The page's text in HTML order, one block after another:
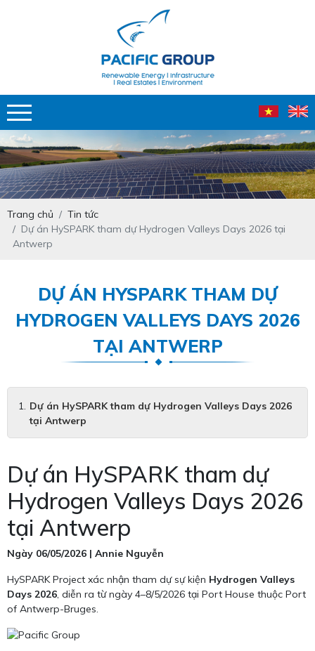
Trang chủ
Tin tức
Dự án HySPARK tham dự Hydrogen Valleys Days 2026 tại
Antwerp
DỰ ÁN HYSPARK THAM DỰ
HYDROGEN VALLEYS DAYS 2026
TẠI ANTWERP
Dự án HySPARK tham dự Hydrogen Valleys Days 2026
tại Antwerp
Dự án HySPARK tham dự
Hydrogen Valleys Days 2026
tại Antwerp
Ngày 06/05/2026 | Annie Nguyễn
HySPARK Project xác nhận tham dự sự kiện Hydrogen Valleys
Days 2026, diễn ra từ ngày 4–8/5/2026 tại Port House thuộc Port
of Antwerp-Bruges.